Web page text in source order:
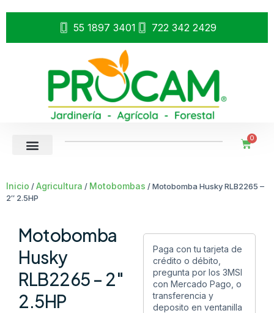
55 1897 3401 722 342 2429
0
Inicio /Agricultura / Motobombas / Motobomba Husky RLB2265 –
2″ 2.5HP
Motobomba
Husky
RLB2265 – 2″
2.5HP
Paga con tu tarjeta de
crédito o débito,
pregunta por los 3MSI
con Mercado Pago, o
transferencia y
deposito en ventanilla